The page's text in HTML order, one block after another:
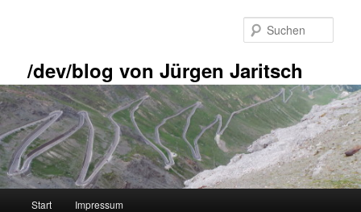
/dev/blog von Jürgen Jaritsch
Start Impressum